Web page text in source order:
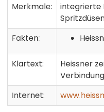
Merkmale:
integrierte
Fakten:
Klartext:
Heissner
Internet: